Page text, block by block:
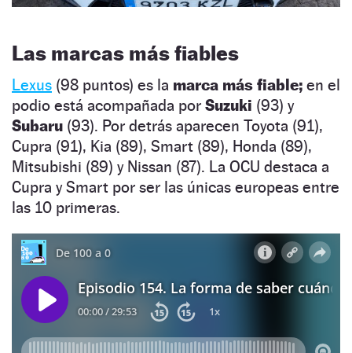
Las marcas más fiables
Lexus (98 puntos) es la marca más fiable; en el
podio está acompañada por Suzuki (93) y
Subaru (93). Por detrás aparecen Toyota (91),
Cupra (91), Kia (89), Smart (89), Honda (89),
Mitsubishi (89) y Nissan (87). La OCU destaca a
Cupra y Smart por ser las únicas europeas entre
las 10 primeras.